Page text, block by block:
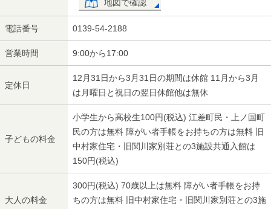
地図で確認
電話番号 0139-54-2188
営業時間 9:00から17:00
定休日
12月31日から3月31日の期間は休館 11月から3月
は月曜日と祝日の翌日休館他は無休
子どもの料金
小学生から高校生100円(税込) 江差町民・上ノ国町
民の方は無料 障がい者手帳をお持ちの方は無料 旧
中村家住宅・旧関川家別荘との3施設共通入館は
150円(税込)
大人の料金
300円(税込) 70歳以上は無料 障がい者手帳をお持
ちの方は無料 旧中村家住宅・旧関川家別荘との3施